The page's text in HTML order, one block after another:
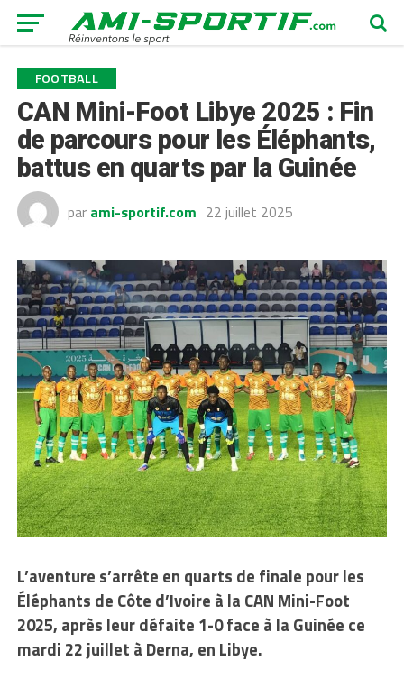
FOOTBALL
CAN Mini-Foot Libye 2025 : Fin
de parcours pour les Éléphants,
battus en quarts par la Guinée
par ami-sportif.com 22 juillet 2025
L’aventure s’arrête en quarts de finale pour les
Éléphants de Côte d’Ivoire à la CAN Mini-Foot
2025, après leur défaite 1-0 face à la Guinée ce
mardi 22 juillet à Derna, en Libye.